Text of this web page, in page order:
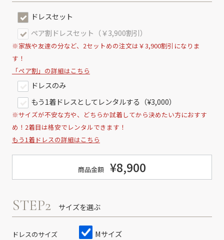
ドレスセット
ペア割ドレスセット（￥3,900割引）
※家族や友達の分など、2セットめの注文は￥3,900割引になりま
す！
「ペア割」の詳細はこちら
ドレスのみ
もう1着ドレスとしてレンタルする（¥3,000）
※サイズが不安な方や、どちらか試着してから決めたい方におすす
め！2着目は格安でレンタルできます！
もう1着ドレスの詳細はこちら
商品金額 ¥8,900
STEP2 サイズを選ぶ
ドレスのサイズ Mサイズ